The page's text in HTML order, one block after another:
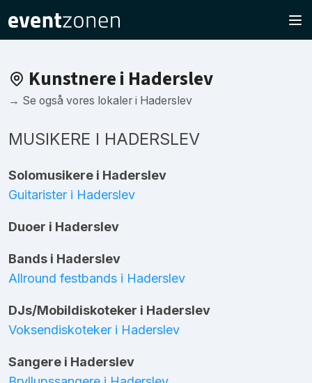
Kunstnere i Haderslev
→ Se også vores lokaler i Haderslev
MUSIKERE I HADERSLEV
Solomusikere i Haderslev
Guitarister i Haderslev
Duoer i Haderslev
Bands i Haderslev
Allround festbands i Haderslev
DJs/Mobildiskoteker i Haderslev
Voksendiskoteker i Haderslev
Sangere i Haderslev